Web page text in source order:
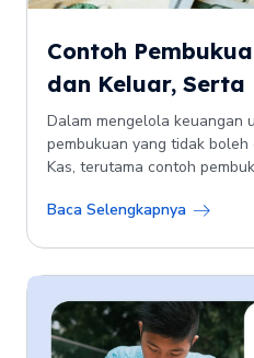
Contoh
dan Keluar, Serta
Dalam mengelola keuangan
pembukuan yang tidak
Kas, terutama contoh
Baca Selengkapnya